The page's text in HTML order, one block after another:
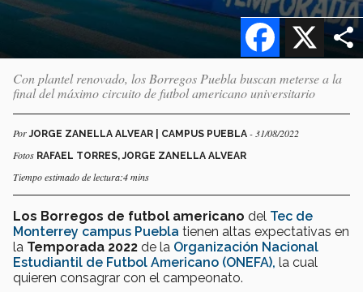
X
Facebook
Con plantel renovado, los Borregos Puebla buscan meterse a la
final del máximo circuito de futbol americano universitario
PorJORGE ZANELLA ALVEAR | CAMPUS PUEBLA - 31/08/2022
Fotos RAFAEL TORRES, JORGE ZANELLA ALVEAR
Tiempo estimado de lectura:4 mins
Los Borregos de futbol americano del Tec de
Monterrey campus Puebla tienen altas expectativas en
la Temporada 2022 de la Organización Nacional
Estudiantil de Futbol Americano (ONEFA), la cual
quieren consagrar con el campeonato.